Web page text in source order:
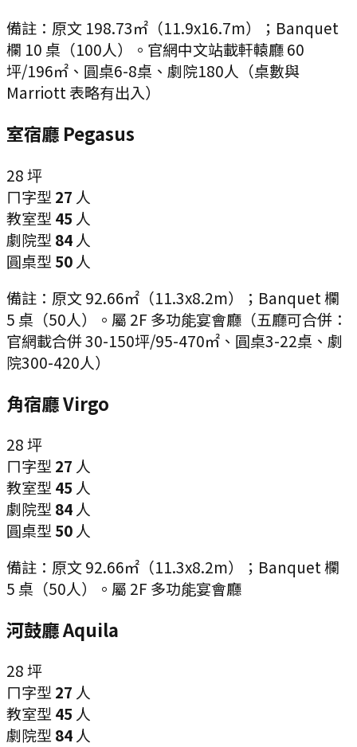
備註： 原文 198.73㎡（11.9x16.7m）；Banquet
欄 10 桌（100人）。官網中文站載軒轅廳 60
坪/196㎡、圓桌6-8桌、劇院180人（桌數與
Marriott 表略有出入）
室宿廳 Pegasus
28坪
ㄇ字型 27 人
教室型 45 人
劇院型 84 人
圓桌型 50 人
備註： 原文 92.66㎡（11.3x8.2m）；Banquet 欄
5 桌（50人）。屬 2F 多功能宴會廳（五廳可合併：
官網載合併 30-150坪/95-470㎡、圓桌3-22桌、劇
院300-420人）
角宿廳 Virgo
28坪
ㄇ字型 27 人
教室型 45 人
劇院型 84 人
圓桌型 50 人
備註： 原文 92.66㎡（11.3x8.2m）；Banquet 欄
5 桌（50人）。屬 2F 多功能宴會廳
河鼓廳 Aquila
28坪
ㄇ字型 27 人
教室型 45 人
劇院型 84人